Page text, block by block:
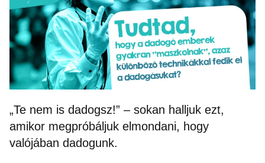
„Te nem is dadogsz!” – sokan halljuk ezt,
amikor megpróbáljuk elmondani, hogy
valójában dadogunk.